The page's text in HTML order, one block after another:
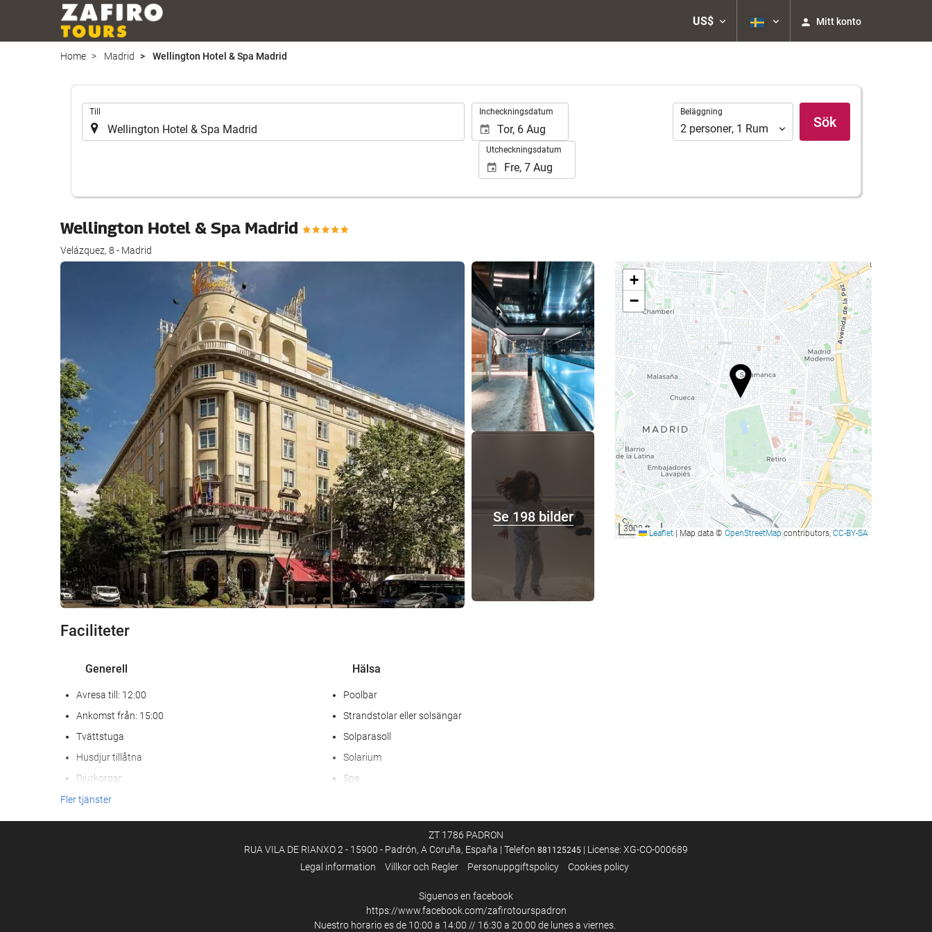
US$ Mitt konto
Home Madrid Wellington Hotel & Spa Madrid
Till Incheckningsdatum
Utcheckningsdatum
Beläggning
Beläggning
2 personer, 1 Rum Sök
Wellington Hotel & Spa Madrid
Velázquez, 8 - Madrid
Se 198 bilder
Se 198 bilder
Faciliteter
Generell
Avresa till: 12:00
Ankomst från: 15:00
Tvättstuga
Husdjur tillåtna
Djurkorgar
Djurmatskålar
luftkonditionering
Hälsa
Poolbar
Strandstolar eller solsängar
Solparasoll
Solarium
Spa
Hamambad
Omklädningsrum för gym/spa
Skönhetsbehandlingar
Frisör
Fler tjänster
+
−
3000 ftLeaflet |Map data © OpenStreetMapcontributors, CC-BY-SA
ZT 1786 PADRON
RUA VILA DE RIANXO 2 - 15900 - Padrón, A Coruña, España | Telefon 881125245 | License: XG-CO-000689
Legal information
Villkor och Regler Personuppgiftspolicy Cookies policy
Siguenos en facebook
https://www.facebook.com/zafirotourspadron
Nuestro horario es de 10:00 a 14:00 // 16:30 a 20:00 de lunes a viernes.